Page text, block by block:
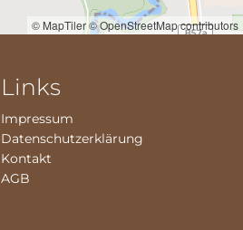
© MapTiler© OpenStreetMap contributors
Links
Impressum
Datenschutzerklärung
Kontakt
AGB